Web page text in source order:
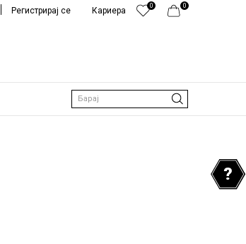
0
0
Кариера
Регистрирај се
Барај